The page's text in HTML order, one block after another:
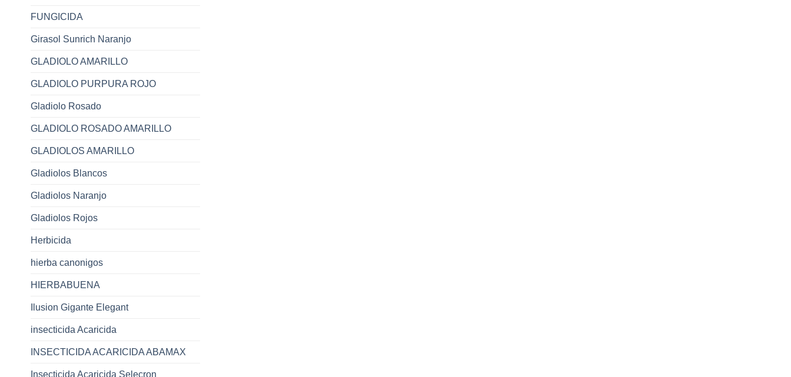
FUNGICIDA
Girasol Sunrich Naranjo
GLADIOLO AMARILLO
GLADIOLO PURPURA ROJO
Gladiolo Rosado
GLADIOLO ROSADO AMARILLO
GLADIOLOS AMARILLO
Gladiolos Blancos
Gladiolos Naranjo
Gladiolos Rojos
Herbicida
hierba canonigos
HIERBABUENA
Ilusion Gigante Elegant
insecticida Acaricida
INSECTICIDA ACARICIDA ABAMAX
Insecticida Acaricida Selecron